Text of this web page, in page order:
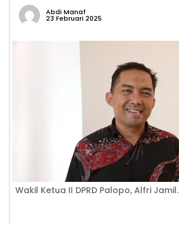
Abdi Manaf
23 Februari 2025
Wakil Ketua II DPRD Palopo, Alfri